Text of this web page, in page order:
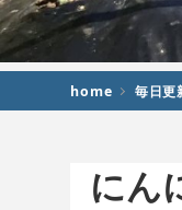
home 毎日更
にん